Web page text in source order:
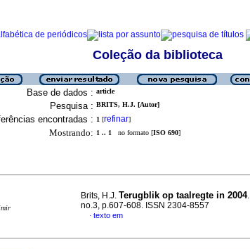
Coleção da biblioteca
Base de dados : article
Pesquisa : BRITS, H.J. [Autor]
encontradas : 1 [refinar]
Mostrando: 1 .. 1 no formato [ISO 690]
Brits, H.J. Terugblik op taalregte in 2004.
no.3, p.607-608. ISSN 2304-8557
· texto em